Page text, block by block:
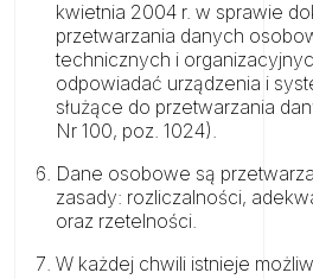
kwietnia 2004 r. w sprawie
przetwarzania danych
technicznych i
odpowiadać urządzenia i
służące do przetwarzania
Nr 100, poz. 1024).
Dane osobowe są
zasady: rozliczalności,
oraz rzetelności.
W każdej chwili istnieje